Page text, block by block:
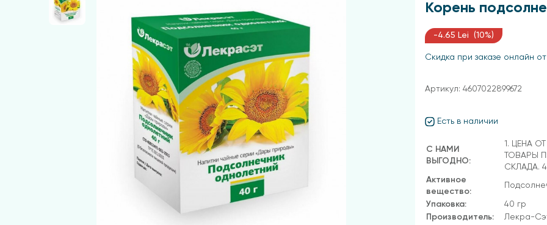
Корень
-4.65 Lei (10%)
Скидка при заказе онлайн
Есть в наличии
С НАМИ
ВЫГОДНО:
1. ЦЕНА
ТОВАРЫ
СКЛАДА.
Активное
вещество:
Упаковка:
40 гр
Производитель:
Лекра-
Артикул: 4607022899672